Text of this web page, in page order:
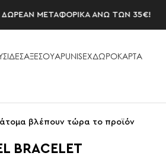
ΜΕΤΑΦΟΡΙΚΑ ΑΝΩ ΤΩΝ 35€!
ΑΞΕΣΟΥAΡUNISEXΔΩΡΟΚΑΡΤΑ
άτομα βλέπουν τώρα το προϊόν
BRACELET